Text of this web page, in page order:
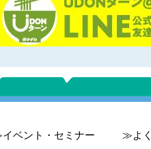
イベント・セミナー よ